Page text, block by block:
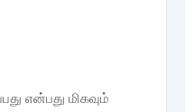
என்பது மிகவும்